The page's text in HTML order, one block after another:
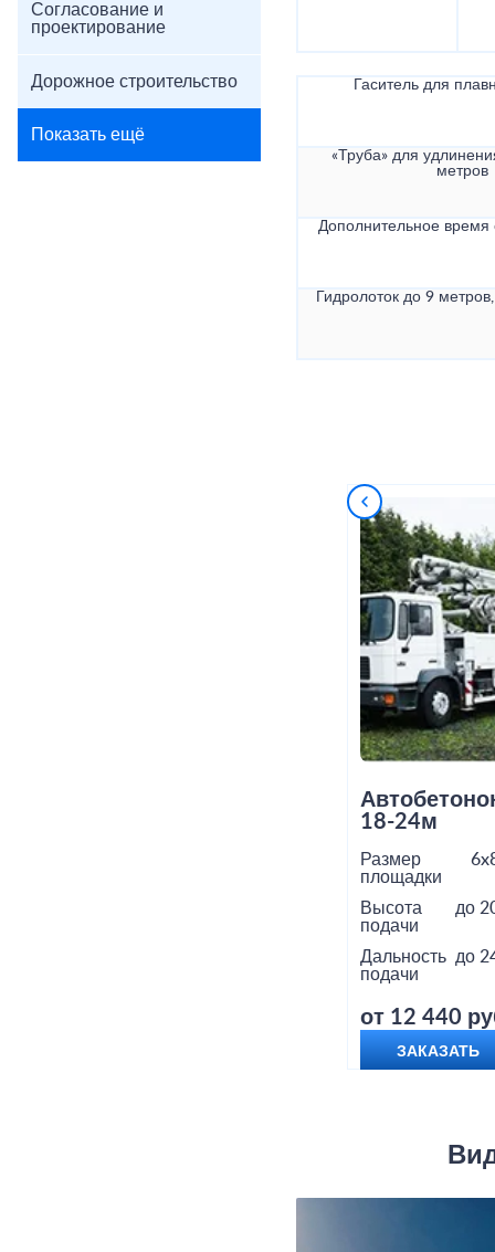
Согласование и
проектирование
Дорожное строительство
Показать ещё
Гаситель для
«Труба» для
метров
Дополнительное
Гидролоток до 9
18-24м
Размер
площадки
Высота
подачи
до
Дальность
подачи
до
от 12 440
ЗАКАЗАТЬ